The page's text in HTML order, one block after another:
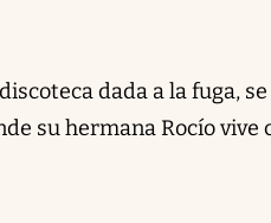
dada a la fuga,
su hermana Rocío vive